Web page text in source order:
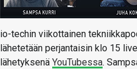
io-techin viikottainen
lähetetään perjantaisin klo 15
lähetyksenä YouTubessa.